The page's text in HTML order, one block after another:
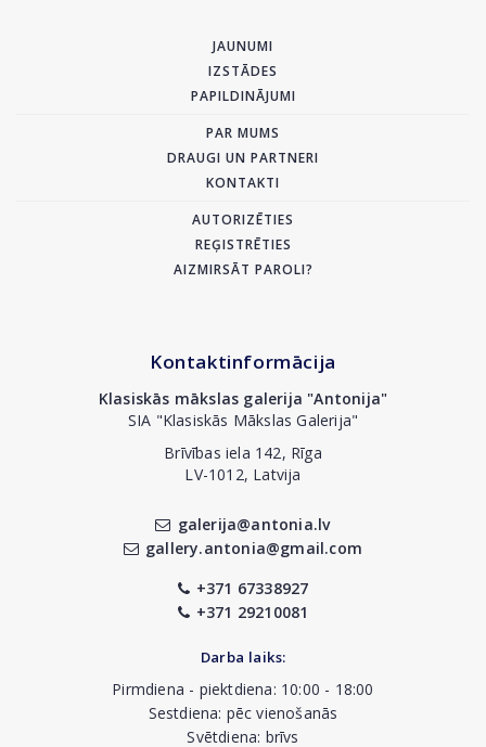
JAUNUMI
IZSTĀDES
PAPILDINĀJUMI
PAR MUMS
DRAUGI UN PARTNERI
KONTAKTI
AUTORIZĒTIES
REĢISTRĒTIES
AIZMIRSĀT PAROLI?
Kontaktinformācija
Klasiskās mākslas galerija "Antonija"
SIA "Klasiskās Mākslas Galerija"
Brīvības iela 142, Rīga
LV-1012, Latvija
galerija@antonia.lv
gallery.antonia@gmail.com
+371 67338927
+371 29210081
Darba laiks:
Pirmdiena - piektdiena: 10:00 - 18:00
Sestdiena: pēc vienošanās
Svētdiena: brīvs